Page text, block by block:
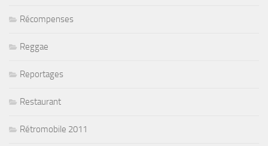
Récompenses
Reggae
Reportages
Restaurant
Rétromobile 2011